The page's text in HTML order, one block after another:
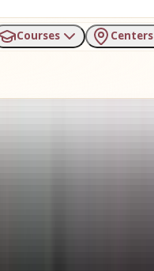
Courses Centers